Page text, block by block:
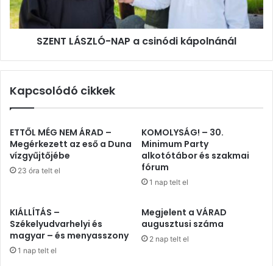
SZENT LÁSZLÓ-NAP a csinódi kápolnánál
Kapcsolódó cikkek
ETTŐL MÉG NEM ÁRAD –
Megérkezett az eső a Duna
vízgyűjtőjébe
23 óra telt el
KOMOLYSÁG! – 30.
Minimum Party
alkotótábor és szakmai
fórum
1 nap telt el
KIÁLLÍTÁS –
Székelyudvarhelyi és
magyar – és menyasszony
1 nap telt el
Megjelent a VÁRAD
augusztusi száma
2 nap telt el